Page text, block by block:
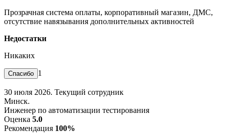
Прозрачная система оплаты, корпоративный магазин, ДМС,
отсутствие навязывания дополнительных активностей
Недостатки
Никаких
1
30 июля 2026. Текущий сотрудник
Минск.
Инженер по автоматизации тестирования
Оценка 5.0
Рекомендация 100%